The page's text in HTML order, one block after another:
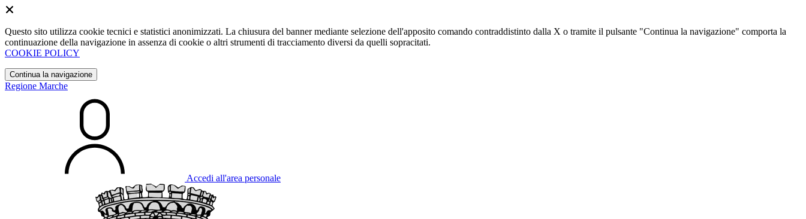
Questo sito utilizza cookie tecnici e statistici anonimizzati. La chiusura del banner mediante selezione dell'apposito comando contraddistinto dalla X o tramite il pulsante "Continua la navigazione" comporta la
continuazione della navigazione in assenza di cookie o altri strumenti di tracciamento diversi da quelli sopracitati.
COOKIE POLICY
Continua la navigazione
Regione Marche
Accedi all'area personale